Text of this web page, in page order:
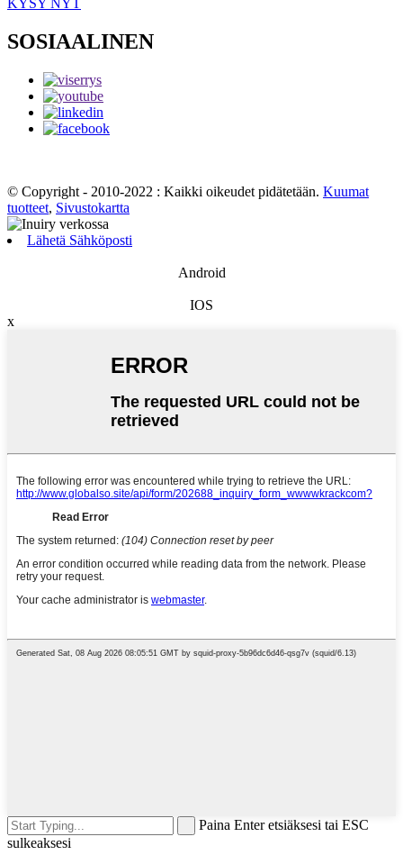
KYSY NYT
SOSIAALINEN
© Copyright - 2010-2022 : Kaikki oikeudet pidätetään. Kuumat
tuotteet, Sivustokartta
Lähetä Sähköposti
Android
IOS
x
Paina Enter etsiäksesi tai ESC
sulkeaksesi